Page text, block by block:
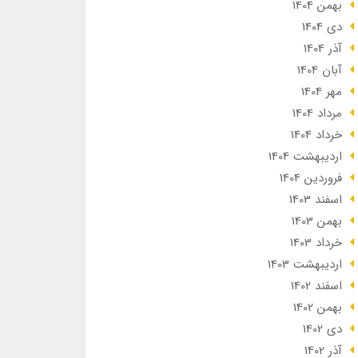
بهمن 1404
دی 1404
آذر 1404
آبان 1404
مهر 1404
مرداد 1404
خرداد 1404
ارديبهشت 1404
فروردین 1404
اسفند 1403
بهمن 1403
خرداد 1403
ارديبهشت 1403
اسفند 1402
بهمن 1402
دی 1402
آذر 1402